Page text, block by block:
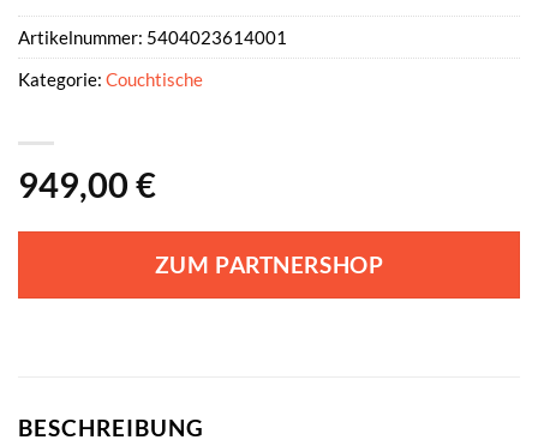
949,00 €
ZUM PARTNERSHOP
Artikelnummer: 5404023614001
Kategorie: Couchtische
BESCHREIBUNG